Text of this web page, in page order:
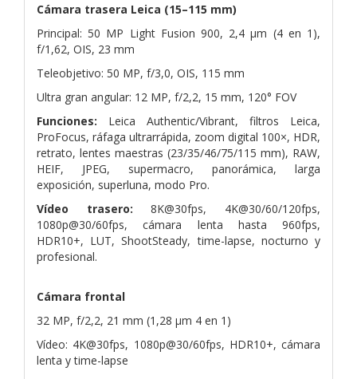
Cámara trasera Leica (15–115 mm)
Principal: 50 MP Light Fusion 900, 2,4 µm (4 en 1),
f/1,62, OIS, 23 mm
Teleobjetivo: 50 MP, f/3,0, OIS, 115 mm
Ultra gran angular: 12 MP, f/2,2, 15 mm, 120° FOV
Funciones: Leica Authentic/Vibrant, filtros Leica,
ProFocus, ráfaga ultrarrápida, zoom digital 100×, HDR,
retrato, lentes maestras (23/35/46/75/115 mm), RAW,
HEIF, JPEG, supermacro, panorámica, larga
exposición, superluna, modo Pro.
Vídeo trasero: 8K@30fps, 4K@30/60/120fps,
1080p@30/60fps, cámara lenta hasta 960fps,
HDR10+, LUT, ShootSteady, time-lapse, nocturno y
profesional.
Cámara frontal
32 MP, f/2,2, 21 mm (1,28 µm 4 en 1)
Vídeo: 4K@30fps, 1080p@30/60fps, HDR10+, cámara
lenta y time-lapse